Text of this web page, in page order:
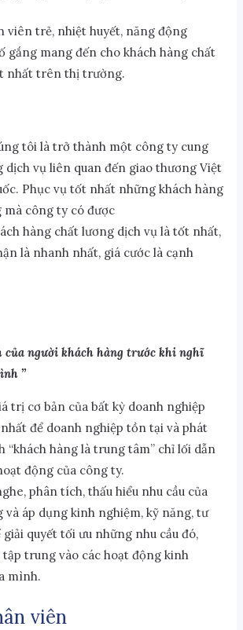
viên trẻ, nhiệt huyết, năng động
gắng mang đến cho khách hàng chất
nhất trên thị trường.
tôi là trở thành một công ty cung
dịch vụ liên quan đến giao thương Việt
Phục vụ tốt nhất những khách hàng
công ty có được
hàng chất lương dịch vụ là tốt nhất,
là nhanh nhất, giá cước là cạnh
của người khách hàng trước khi nghĩ
’’
trị cơ bản của bất kỳ doanh nghiệp
để doanh nghiệp tồn tại và phát
“khách hàng là trung tâm” chỉ lối dẫn
động của công ty.
phân tích, thấu hiểu nhu cầu của
và áp dụng kinh nghiệm, kỹ năng, tư
quyết tối ưu những nhu cầu đó,
tập trung vào các hoạt động kinh
mình.
viên